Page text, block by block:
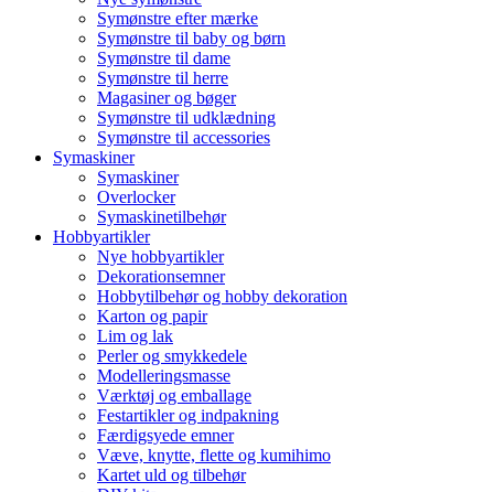
Symønstre efter mærke
Symønstre til baby og børn
Symønstre til dame
Symønstre til herre
Magasiner og bøger
Symønstre til udklædning
Symønstre til accessories
Symaskiner
Symaskiner
Overlocker
Symaskinetilbehør
Hobbyartikler
Nye hobbyartikler
Dekorationsemner
Hobbytilbehør og hobby dekoration
Karton og papir
Lim og lak
Perler og smykkedele
Modelleringsmasse
Værktøj og emballage
Festartikler og indpakning
Færdigsyede emner
Væve, knytte, flette og kumihimo
Kartet uld og tilbehør